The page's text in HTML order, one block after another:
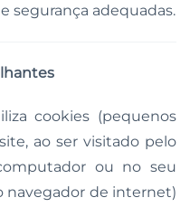
segurança adequadas.
cookies (pequenos
ao ser visitado pelo
ou no seu
navegador de internet)